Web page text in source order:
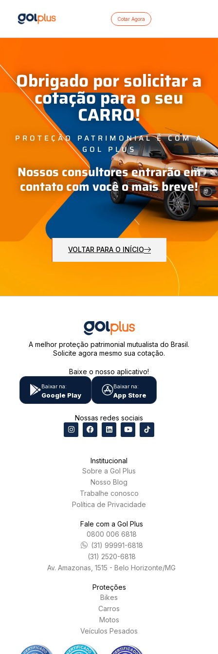
Cotar Agora
Obrigado por solicitar a
cotação para o seu
CARRO!
PROTEÇÃO PATRIMONIAL É COM A
GOL PLUS
Nossos consultores entrarão em
contato com você o mais breve!
VOLTAR PARA O INÍCIO
A melhor proteção patrimonial mutualista do Brasil.
Solicite agora mesmo sua cotação.
Baixe o nosso aplicativo!
Baixar na:
Google Play
Baixar na:
App Store
Nossas redes sociais
Institucional
Sobre a Gol Plus
Nosso Blog
Trabalhe conosco
Política de Privacidade
Fale com a Gol Plus
0800 006 6818
(31) 99991-6818
(31) 2520-6818
Av. Amazonas, 1515 - Belo Horizonte/MG
Proteções
Bikes
Carros
Motos
Veículos Pesados